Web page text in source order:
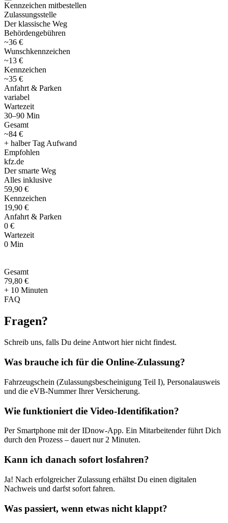
Kennzeichen mitbestellen
Zulassungsstelle
Der klassische Weg
Behördengebühren
~36 €
Wunschkennzeichen
~13 €
Kennzeichen
~35 €
Anfahrt & Parken
variabel
Wartezeit
30–90 Min
Gesamt
~84 €
+ halber Tag Aufwand
Empfohlen
kfz.de
Der smarte Weg
Alles inklusive
59,90 €
Kennzeichen
19,90 €
Anfahrt & Parken
0 €
Wartezeit
0 Min
Gesamt
79,80 €
+ 10 Minuten
FAQ
Fragen?
Schreib uns, falls Du deine Antwort hier nicht findest.
Was brauche ich für die Online-Zulassung?
Fahrzeugschein (Zulassungsbescheinigung Teil I), Personalausweis
und die eVB-Nummer Ihrer Versicherung.
Wie funktioniert die Video-Identifikation?
Per Smartphone mit der IDnow-App. Ein Mitarbeitender führt Dich
durch den Prozess – dauert nur 2 Minuten.
Kann ich danach sofort losfahren?
Ja! Nach erfolgreicher Zulassung erhältst Du einen digitalen
Nachweis und darfst sofort fahren.
Was passiert, wenn etwas nicht klappt?